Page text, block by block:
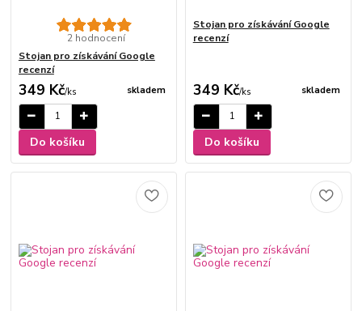
2 hodnocení
Stojan pro získávání Google
recenzí
349 Kč/ks skladem
Do košíku
Stojan pro získávání Google
recenzí
349 Kč/ks skladem
Do košíku